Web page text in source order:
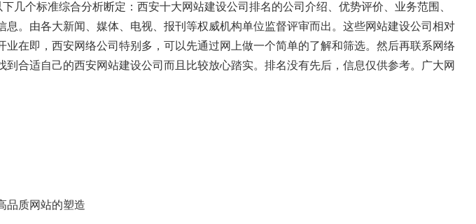
下几个标准综合分析断定：西安十大网站建设公司排名的公司介绍、优势评价、业务范围、
息。由各大新闻、媒体、电视、报刊等权威机构单位监督评审而出。这些网站建设公司相对
在即，西安网络公司特别多，可以先通过网上做一个简单的了解和筛选。然后再联系网络
合适自己的西安网站建设公司而且比较放心踏实。排名没有先后，信息仅供参考。广大网
品质网站的塑造